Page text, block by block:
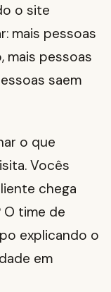
o site
mais pessoas
mais pessoas
saem
o que
Vocês
chega
O time de
explicando o
em